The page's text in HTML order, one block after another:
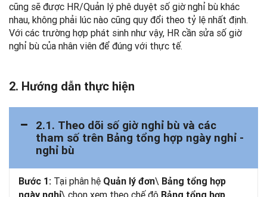
cũng sẽ được HR/Quản lý phê duyệt số giờ nghỉ bù khác
nhau, không phải lúc nào cũng quy đổi theo tỷ lệ nhất định.
Với các trường hợp phát sinh như vậy, HR cần sửa số giờ
nghỉ bù của nhân viên để đúng với thực tế.
2. Hướng dẫn thực hiện
2.1. Theo dõi số giờ nghỉ bù và các
tham số trên Bảng tổng hợp ngày nghỉ -
nghỉ bù
Bước 1: Tại phân hệ Quản lý đơn\ Bảng tổng hợp
\ chọn xem theo chế độ